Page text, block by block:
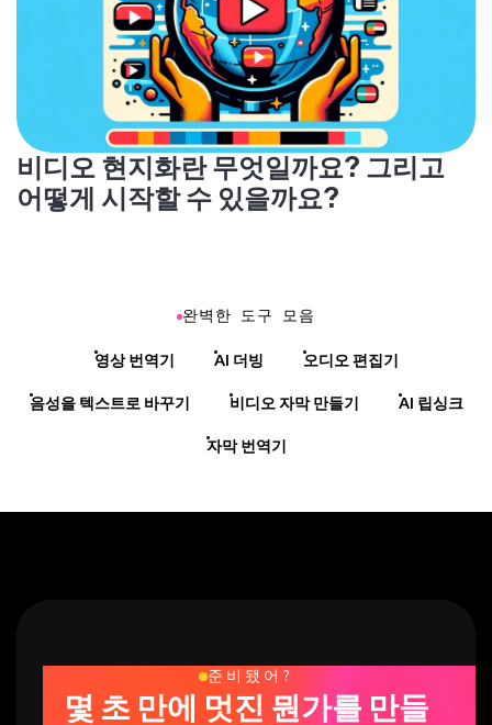
비디오 현지화란 무엇일까요? 그리고
어떻게 시작할 수 있을까요?
완벽한 도구 모음
영상 번역기 AI 더빙 오디오 편집기
음성을 텍스트로 바꾸기 비디오 자막 만들기 AI 립싱크
자막 번역기
준비됐어?
몇 초 만에 멋진 뭔가를 만들